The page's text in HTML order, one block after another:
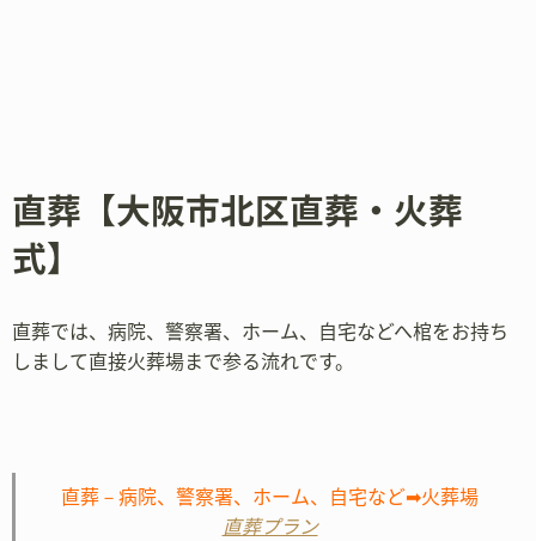
直葬【大阪市北区直葬・火葬
式】
直葬では、病院、警察署、ホーム、自宅などへ棺をお持ち
しまして直接火葬場まで参る流れです。
直葬－病院、警察署、ホーム、自宅など➡火葬場
直葬プラン